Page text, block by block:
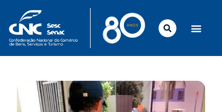
conteúdo